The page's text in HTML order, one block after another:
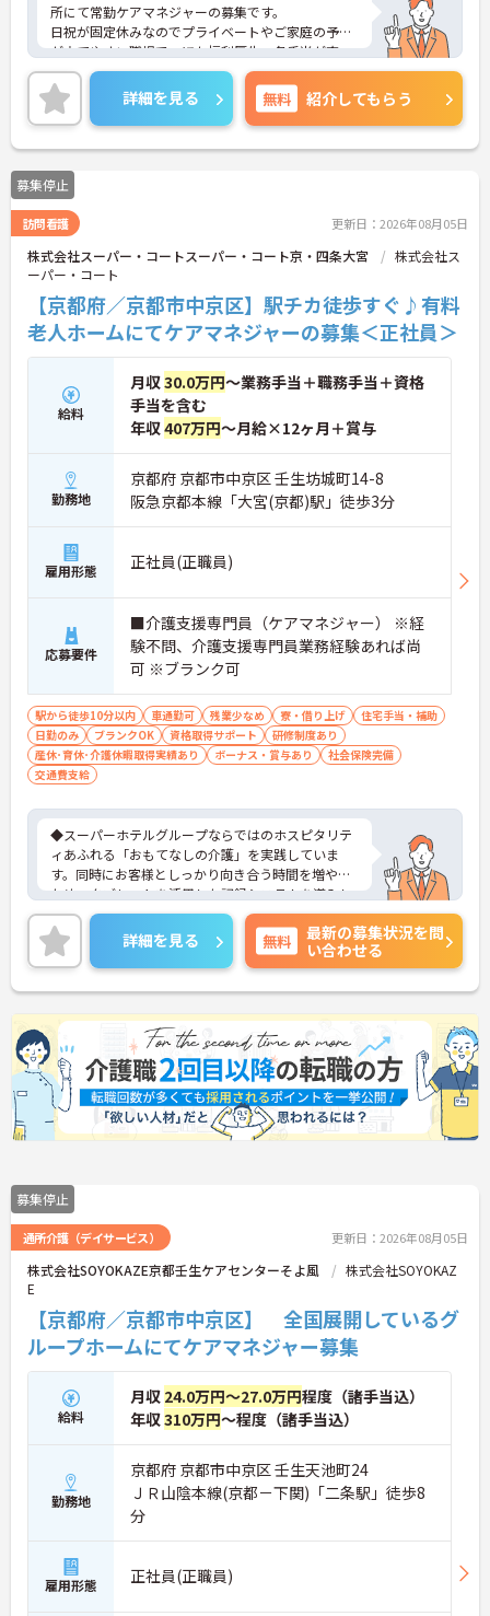
所にて常勤ケアマネジャーの募集です。
日祝が固定休みなのでプライベートやご家庭の予定
が立てやすい職場で、ほか福利厚生、各手当が充
実！安心して就業できますよ◎
ご興味ある方には、面接対策ポイントなど、さらに
詳細をお話しいたしますのでお気軽にご相談くださ
い。
詳細を見る 無料 紹介してもらう
募集停止
訪問看護 更新日：2026年08月05日
株式会社スーパー・コートスーパー・コート京・四条大宮
株式会社ス
ーパー・コート
【京都府／京都市中京区】駅チカ徒歩すぐ♪有料
老人ホームにてケアマネジャーの募集＜正社員＞
給料
月収30.0万円～業務手当＋職務手当＋資格
手当を含む
年収407万円～月給×12ヶ月＋賞与
勤務地
京都府 京都市中京区 壬生坊城町14-8
阪急京都本線「大宮(京都)駅」徒歩3分
雇用形態 正社員(正職員)
応募要件
■介護支援専門員（ケアマネジャー） ※経
験不問、介護支援専門員業務経験あれば尚
可 ※ブランク可
駅から徒歩10分以内 車通勤可 残業少なめ 寮・借り上げ
住宅手当・補助
日勤のみ
ブランクOK 資格取得サポート
研修制度あり
産休･育休･介護休暇取得実績あり
ボーナス・賞与あり
社会保険完備
交通費支給
◆スーパーホテルグループならではのホスピタリテ
ィあふれる「おもてなしの介護」を実践していま
す。同時にお客様としっかり向き合う時間を増やす
ため、タブレットを活用した記録システムを導入し
て業務の効率化も進めています。お客様一人ひとり
の人生に深く寄り添えるやりがいのあるお仕事で
す。
◆部署や施設を超えてスタッフ同士で「ありがと
う」のバッジを送り合える「サンクスバッジ」制度
があります。社内全体で毎月1万5000以上のバッジ
が行き交うほど活発で、日々の感謝を大切にする文
化が根付いています。風通しが良く親身になってく
れる仲間が多いので、壁にぶつかっても安心して相
談できるあたたかい雰囲気です。
◆プロの介護集団を目指す独自の介護技術認定制度
「ケアマイスター」あり！また半年に1回「目標管
す。
詳細を見る 無料
最新の募集状況を問
い合わせる
募集停止
通所介護（デイサービス） 更新日：2026年08月05日
株式会社SOYOKAZE京都壬生ケアセンターそよ風
株式会社SOYOKAZ
E
【京都府／京都市中京区】 全国展開しているグ
ループホームにてケアマネジャー募集
給料
月収 24.0万円～27.0万円程度（諸手当込）
年収310万円～程度（諸手当込）
勤務地
京都府 京都市中京区 壬生天池町24
ＪＲ山陰本線(京都－下関)「二条駅」徒歩8
分
雇用形態 正社員(正職員)